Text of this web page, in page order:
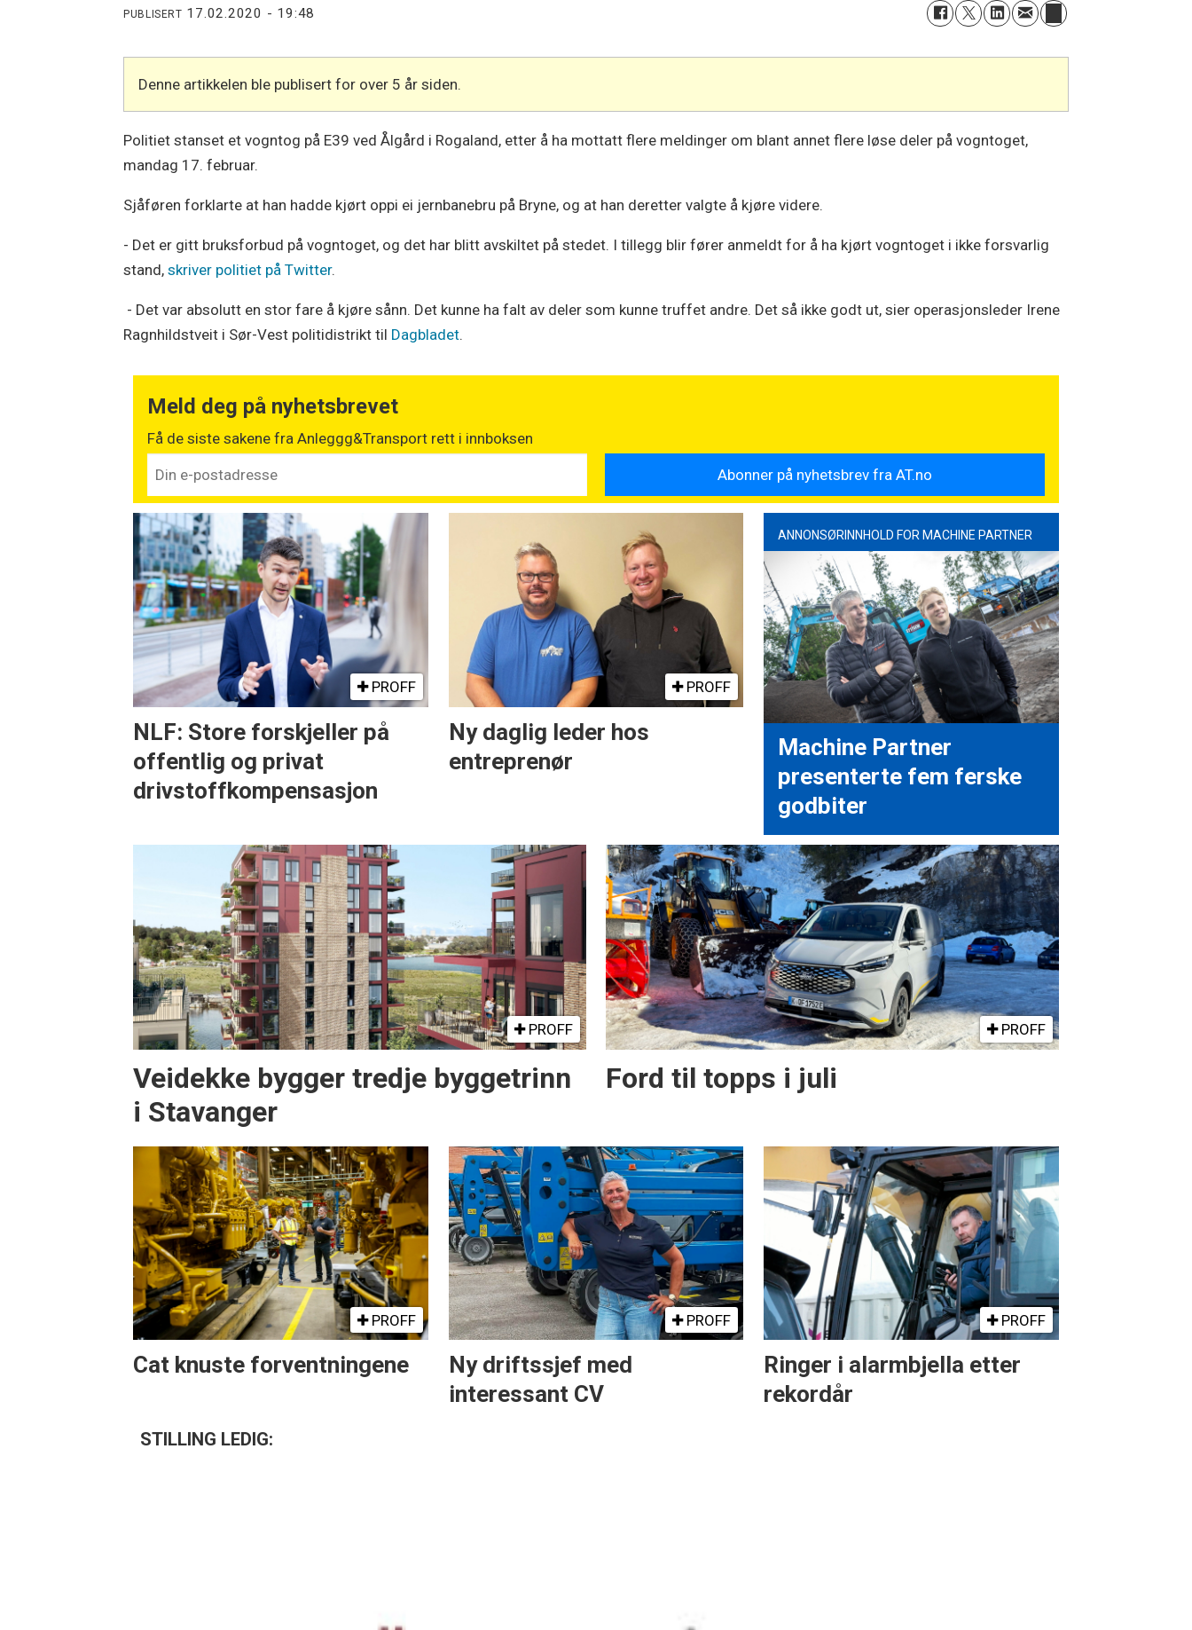
PUBLISERT 17.02.2020 - 19:48
Denne artikkelen ble publisert for over 5 år siden.
Politiet stanset et vogntog på E39 ved Ålgård i Rogaland, etter å ha mottatt flere meldinger om blant annet flere løse deler på vogntoget,
mandag 17. februar.
Sjåføren forklarte at han hadde kjørt oppi ei jernbanebru på Bryne, og at han deretter valgte å kjøre videre.
- Det er gitt bruksforbud på vogntoget, og det har blitt avskiltet på stedet. I tillegg blir fører anmeldt for å ha kjørt vogntoget i ikke forsvarlig
stand,skriver politiet på Twitter.
- Det var absolutt en stor fare å kjøre sånn. Det kunne ha falt av deler som kunne truffet andre. Det så ikke godt ut, sier operasjonsleder Irene
Ragnhildstveit i Sør-Vest politidistrikt til Dagbladet.
Meld deg på nyhetsbrevet
Få de siste sakene fra Anleggg&Transport rett i innboksen
PROFF
NLF: Store forskjeller på
offentlig og privat
drivstoffkompensasjon
PROFF
Ny daglig leder hos
entreprenør
ANNONSØRINNHOLD FOR MACHINE PARTNER
Machine Partner
presenterte fem ferske
godbiter
PROFF
Veidekke bygger tredje byggetrinn
i Stavanger
PROFF
Ford til topps i juli
PROFF
Cat knuste forventningene
PROFF
Ny driftssjef med
interessant CV
PROFF
Ringer i alarmbjella etter
rekordår
STILLING LEDIG: